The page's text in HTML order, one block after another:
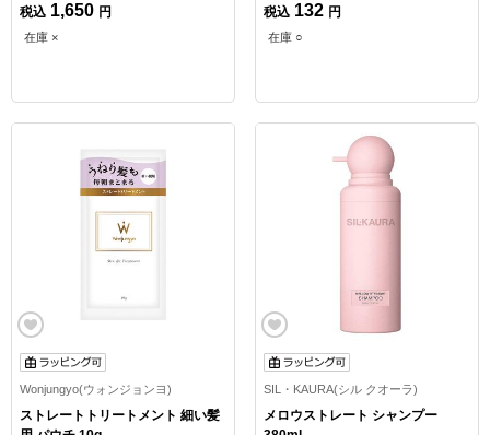
税込 1,650 円
在庫 ×
税込 132 円
在庫 ○
Wonjungyo(ウォンジョンヨ)
ストレートトリートメント 細い髪
SIL・KAURA(シル クオーラ)
メロウストレート シャンプー